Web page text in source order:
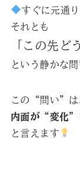
すぐに元通
それとも
「この先ど
という静かな
この“問い”は
内面が“変化”
と言えます